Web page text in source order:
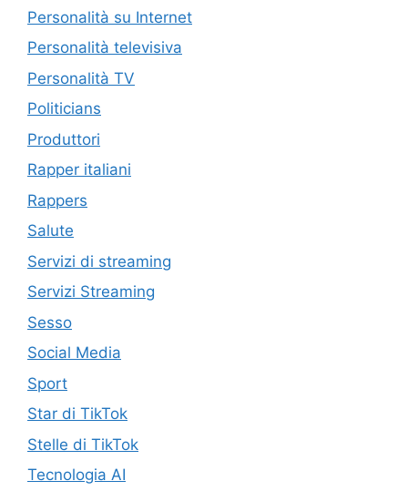
Personalità su Internet
Personalità televisiva
Personalità TV
Politicians
Produttori
Rapper italiani
Rappers
Salute
Servizi di streaming
Servizi Streaming
Sesso
Social Media
Sport
Star di TikTok
Stelle di TikTok
Tecnologia AI